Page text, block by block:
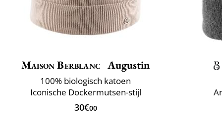
Maison Berblanc Augustin
100% biologisch katoen
Iconische Dockermutsen-stijl
30€00